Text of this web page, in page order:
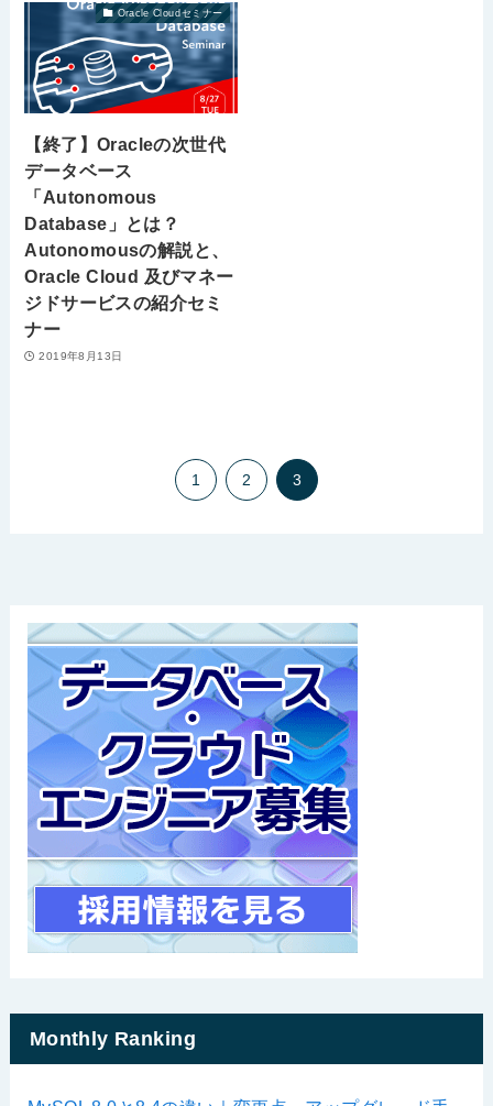
Oracle Cloudセミナー
【終了】Oracleの次世代
データベース
「Autonomous
Database」とは？
Autonomousの解説と、
Oracle Cloud 及びマネー
ジドサービスの紹介セミ
ナー
2019年8月13日
1 2 3
Monthly Ranking